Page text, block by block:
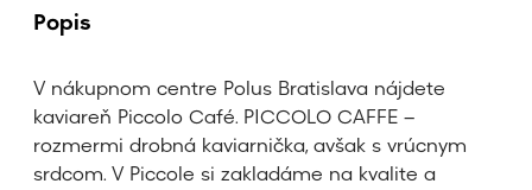
Popis
V nákupnom centre Polus Bratislava nájdete
kaviareň Piccolo Café. PICCOLO CAFFE –
rozmermi drobná kaviarnička, avšak s vrúcnym
srdcom. V Piccole si zakladáme na kvalite a